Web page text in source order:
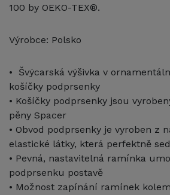
100 by OEKO-TEX®.
Výrobce: Polsko
• Švýcarská výšivka v
košíčky podprsenky
• Košíčky podprsenky jsou
pěny Spacer
• Obvod podprsenky je vyroben z
elastické látky, která perfektně
• Pevná, nastavitelná ramínka
podprsenku postavě
• Možnost zapínání ramínek